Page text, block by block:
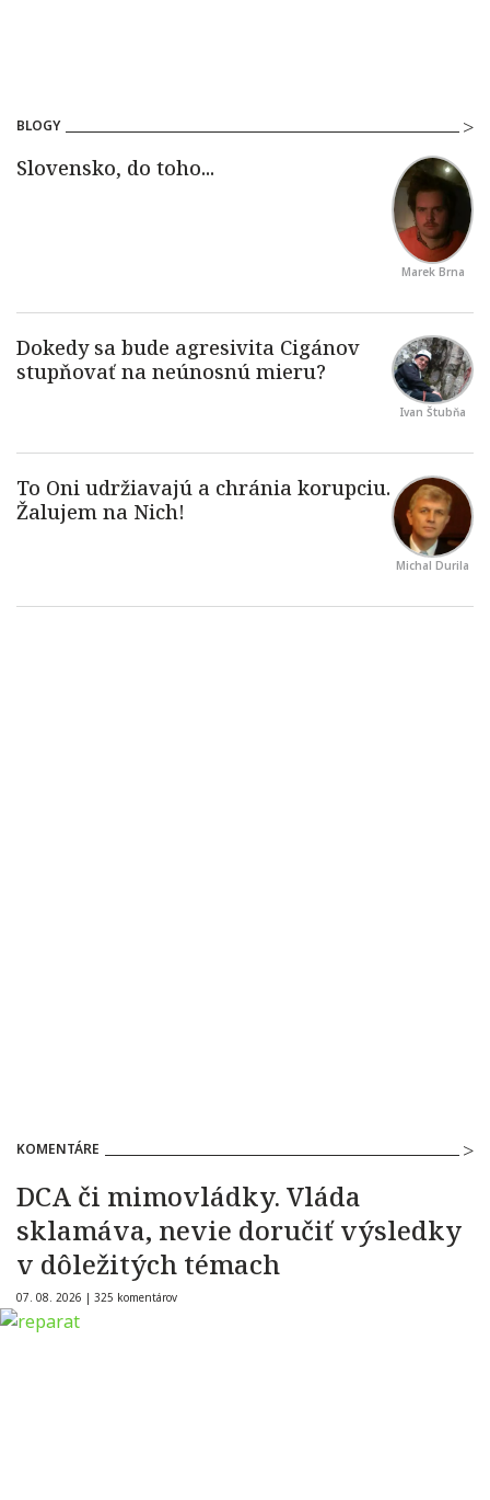
BLOGY
Marek Brna
Ivan Štubňa
Michal Durila
KOMENTÁRE
DCA či mimovládky. Vláda
sklamáva, nevie doručiť výsledky
v dôležitých témach
07. 08. 2026 | 325 komentárov